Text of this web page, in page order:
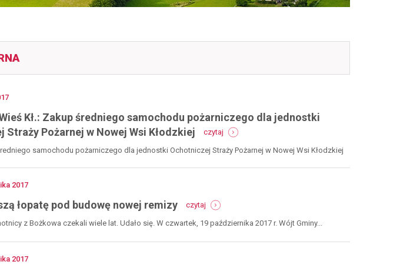
Kł.: Zakup średniego samochodu pożarniczego dla jednostki
Straży Pożarnej w Nowej Wsi Kłodzkiej
czytaj
osp
nowa
kł.:
dla
ochotniczej
samochodu pożarniczego dla jednostki Ochotniczej Straży Pożarnej w Nowej Wsi Kłodzkiej
2017
łopatę pod budowę nowej remizy czytaj
wbili
pierwszą
pod
z Bożkowa czekali wiele lat. Udało się. W czwartek, 19 października 2017 r. Wójt Gminy...
2017